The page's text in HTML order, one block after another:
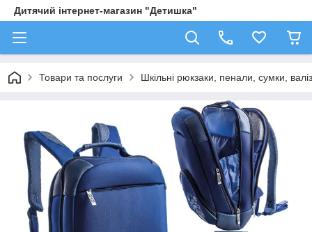
Дитячий інтернет-магазин "Детишка"
Товари та послуги Шкільні рюкзаки, пенали, сумки,